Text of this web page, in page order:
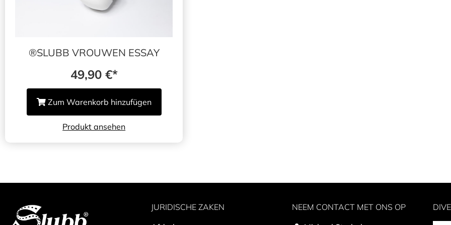
®️SLUBB VROUWEN ESSAY
49,90 €
Zum Warenkorb hinzufügen
Produkt ansehen
JURIDISCHE ZAKEN
NEEM CONTACT MET ONS OP